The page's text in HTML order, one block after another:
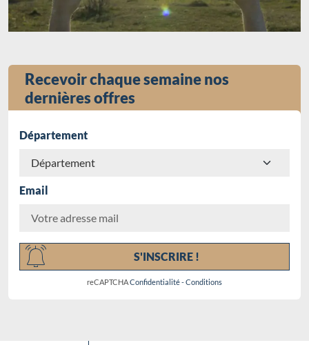
Recevoir chaque semaine nos
dernières offres
Département
Email
S'INSCRIRE !
reCAPTCHAConfidentialité-Conditions